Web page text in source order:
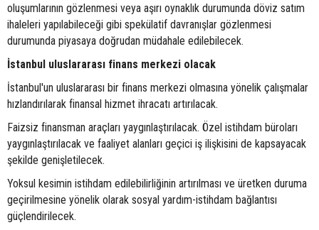
oluşumlarının gözlenmesi veya aşırı oynaklık durumunda döviz satım
ihaleleri yapılabileceği gibi spekülatif davranışlar gözlenmesi
durumunda piyasaya doğrudan müdahale edilebilecek.
İstanbul uluslararası finans merkezi olacak
İstanbul'un uluslararası bir finans merkezi olmasına yönelik çalışmalar
hızlandırılarak finansal hizmet ihracatı artırılacak.
Faizsiz finansman araçları yaygınlaştırılacak. Özel istihdam büroları
yaygınlaştırılacak ve faaliyet alanları geçici iş ilişkisini de kapsayacak
şekilde genişletilecek.
Yoksul kesimin istihdam edilebilirliğinin artırılması ve üretken duruma
geçirilmesine yönelik olarak sosyal yardım-istihdam bağlantısı
güçlendirilecek.